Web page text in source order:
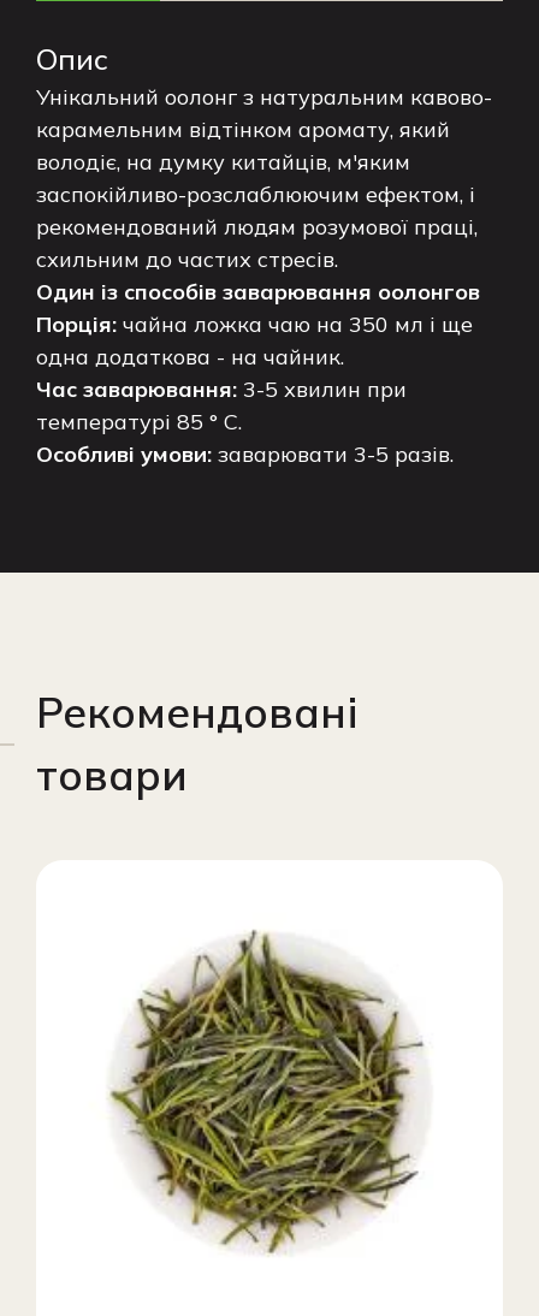
Опис
Унікальний оолонг з натуральним кавово-
карамельним відтінком аромату, який
володіє, на думку китайців, м'яким
заспокійливо-розслаблюючим ефектом, і
рекомендований людям розумової праці,
схильним до частих стресів.
Один із способів заварювання оолонгов
Порція: чайна ложка чаю на 350 мл і ще
одна додаткова - на чайник.
Час заварювання: 3-5 хвилин при
температурі 85 ° C.
Особливі умови: заварювати 3-5 разів.
Рекомендовані
товари